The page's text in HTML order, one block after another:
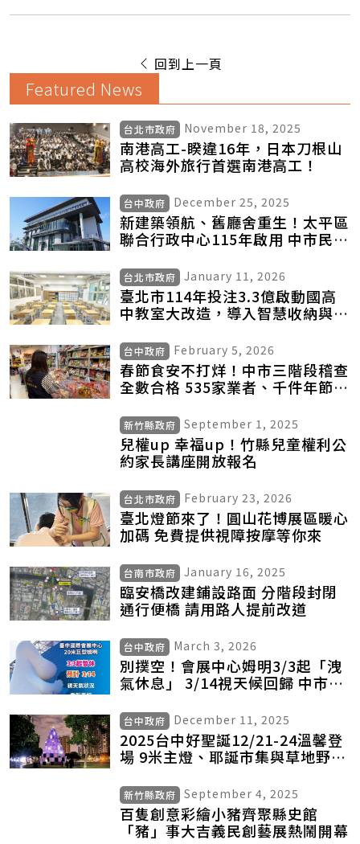
回到上一頁
Featured News
台北市政府 November 18, 2025
南港高工-睽違16年，日本刀根山
高校海外旅行首選南港高工！
台中政府 December 25, 2025
新建築領航、舊廳舍重生！太平區
聯合行政中心115年啟用 中市民政
台北市政府 January 11, 2026
臺北市114年投注3.3億啟動國高
中教室大改造，導入智慧收納與美
台中政府 February 5, 2026
春節食安不打烊！中市三階段稽查
全數合格 535家業者、千件年節食
新竹縣政府 September 1, 2025
兒權up 幸福up！竹縣兒童權利公
約家長講座開放報名
台北市政府 February 23, 2026
臺北燈節來了！圓山花博展區暖心
加碼 免費提供視障按摩等你來
台南市政府 January 16, 2025
臨安橋改建鋪設路面 分階段封閉
通行便橋 請用路人提前改道
台中政府 March 3, 2026
別撲空！會展中心姆明3/3起「洩
氣休息」 3/14視天候回歸 中市經
台中政府 December 11, 2025
2025台中好聖誕12/21-24溫馨登
場 9米主燈、耶誕市集與草地野餐
新竹縣政府 September 4, 2025
百隻創意彩繪小豬齊聚縣史館
「豬」事大吉義民創藝展熱鬧開幕